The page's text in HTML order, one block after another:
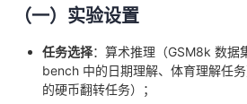
（一）实验设置
任务选择：算术推理（GSM8k 数据
bench 中的日期理解、体育理解任
的硬币翻转任务）；